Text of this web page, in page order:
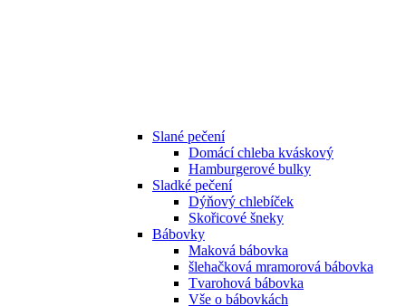
Slané pečení
Domácí chleba kváskový
Hamburgerové bulky
Sladké pečení
Dýňový chlebíček
Skořicové šneky
Bábovky
Maková bábovka
šlehačková mramorová bábovka
Tvarohová bábovka
Vše o bábovkách